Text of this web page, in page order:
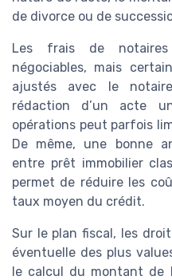
de divorce ou de
Les frais de
négociables, mais
ajustés avec le
rédaction d’un acte
opérations peut parfois
De même, une bonne
entre prêt immobilier
permet de réduire les
taux moyen du crédit.
Sur le plan fiscal, les
éventuelle des plus
le calcul du montant de